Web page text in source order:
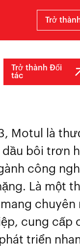
Trở
Trở thành Đối
tác
Motul là
bôi trơn
công
Là một
chuyên
cung cấp
triển